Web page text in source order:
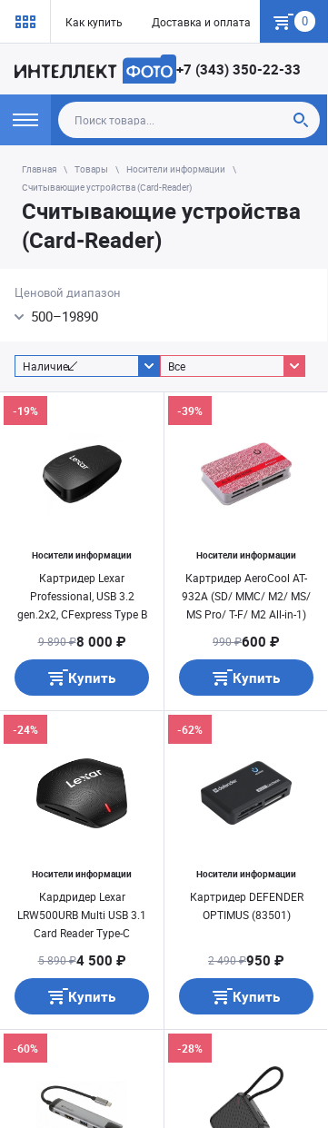
Как купить Доставка и оплата Гарантия
0
+7 (343) 350-22-33
Главная Товары
Носители информации
Считывающие устройства (Card-Reader)
Считывающие устройства
(Card-Reader)
Ценовой диапазон
500–19890
Наличие Все
Носители информации
Картридер Lexar
Professional, USB 3.2
gen.2x2, CFexpress Type B
-19%
9 890 ₽8 000 ₽
Купить
Носители информации
Картридер AeroCool AT-
932A (SD/ MMC/ M2/ MS/
MS Pro/ T-F/ M2 All-in-1)
-39%
990 ₽600 ₽
Купить
Носители информации
Кардридер Lexar
LRW500URB Multi USB 3.1
Card Reader Type-C
-24%
5 890 ₽4 500 ₽
Купить
Носители информации
Картридер DEFENDER
OPTIMUS (83501)
-62%
2 490 ₽950 ₽
Купить
-60% -28%